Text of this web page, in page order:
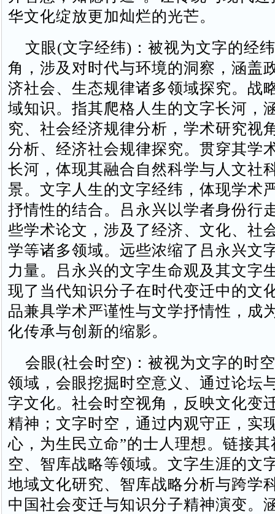
华文化绽放更加灿烂的光芒。
文眼‌(文字经纬)：被视为‌文字的经
角，涉及对时代与环境的洞察，涵盖
济社会、生态规律诸多领域探究。战
域知识。指其爬格人生的文字长河，
究、社会经济规律分析，学术研究视
分析、经济社会规律探究。贯穿其学
长河，体现其融合自然科学与人文社
景‌。文字人生的文字经纬，体现学术
抒情性的结合。吕永兴以学者身份行
些学术论文，涉及了经济、文化、社
学等诸多领域。远些浓缩了吕永兴文
力量。吕永兴的文字生命观及其文字
现了当代知识分子在时代变迁中的文
品兼具学术严谨性与文学抒情性，成
化传承与创新的缩影。‌
会眼‌(社会时空)：被视为‌文字的时
领域，会眼挖掘时空意义、通过论坛
字文化。社会时空视角，反映文化变
精神；‌文字时空，通过内观守正，实
心，为生民立命”的士人理想。链接
空、智库战略等领域‌。文字生涯的文
地域文化研究、智库战略分析与跨学
中国社会变迁与知识分子精神演变。